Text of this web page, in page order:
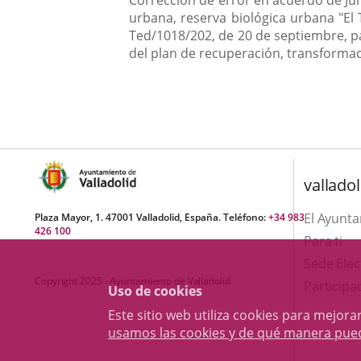
Uso de cookies
Este sitio web utiliza cookies para
usamos las cookies y de qué manera
urbana, reserva biológica urbana
Ted/1018/202, de 20 de septiembre,
del plan de recuperación,
Plaza Mayor, 1. 47001 Valladolid, España. Teléfono:+34 983
426 100
Copyright 2025 - Ayuntamiento de Valladolid
El
Para ti